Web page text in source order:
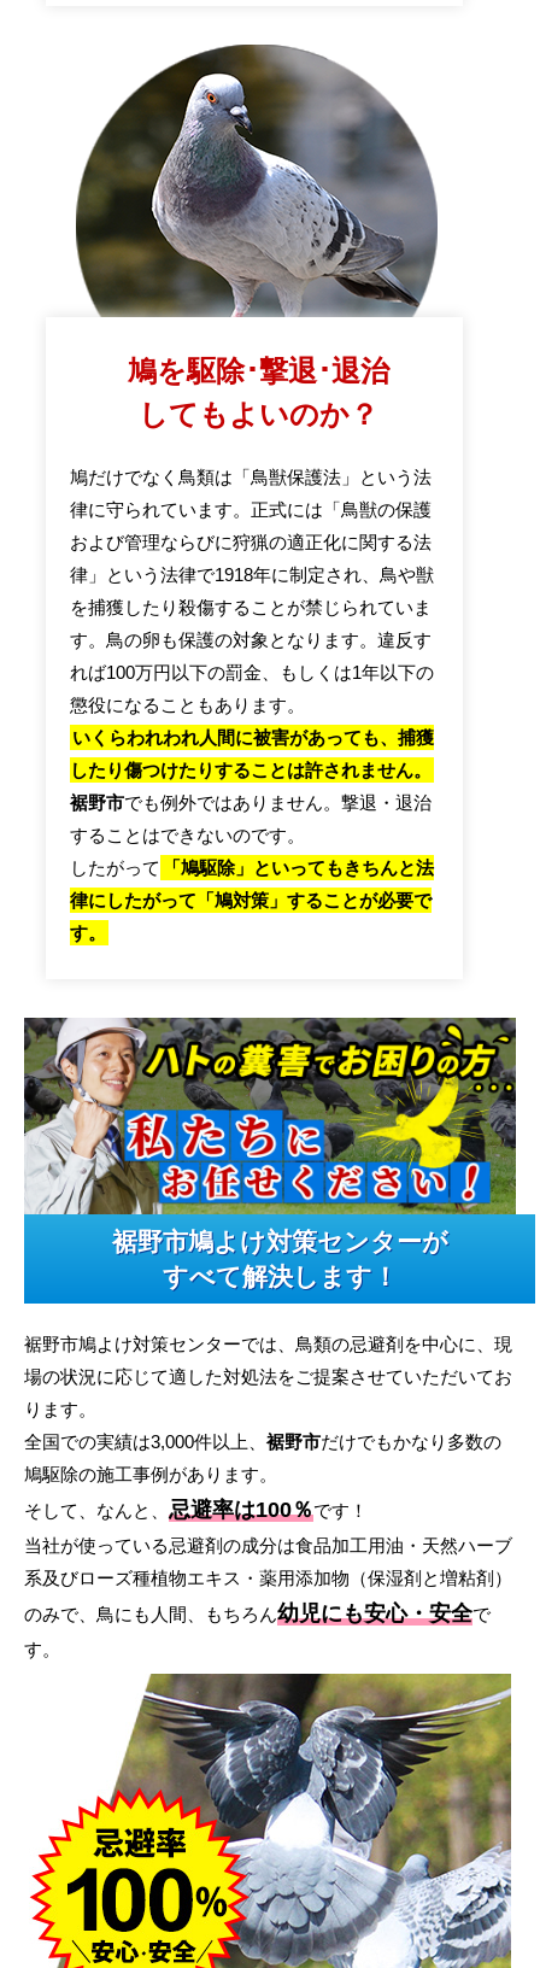
鳩を駆除･撃退･退治
してもよいのか？
鳩だけでなく鳥類は「鳥獣保護法」という法
律に守られています。正式には「鳥獣の保護
および管理ならびに狩猟の適正化に関する法
律」という法律で1918年に制定され、鳥や獣
を捕獲したり殺傷することが禁じられていま
す。鳥の卵も保護の対象となります。違反す
れば100万円以下の罰金、もしくは1年以下の
懲役になることもあります。
いくらわれわれ人間に被害があっても、捕獲
したり傷つけたりすることは許されません。
裾野市でも例外ではありません。撃退・退治
することはできないのです。
したがって
「鳩駆除」といってもきちんと法
律にしたがって「鳩対策」することが必要で
す。
裾野市鳩よけ対策センターが
すべて解決します！
裾野市鳩よけ対策センターでは、鳥類の忌避剤を中心に、現
場の状況に応じて適した対処法をご提案させていただいてお
ります。
全国での実績は3,000件以上、 裾野市だけでもかなり多数の
鳩駆除の施工事例があります。
そして、なんと、 忌避率は100％です！
当社が使っている忌避剤の成分は食品加工用油・天然ハーブ
系及びローズ種植物エキス・薬用添加物（保湿剤と増粘剤）
のみで、鳥にも人間、もちろん幼児にも安心・安全で
す。